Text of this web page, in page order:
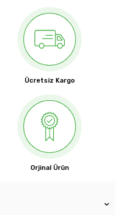
Ücretsiz Kargo
Orjinal Ürün